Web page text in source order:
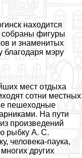
находится
собраны фигуры
и знаменитых
благодаря мэру
мест отдыха
сотни местных
пешеходные
На пути
произведений
рыбку А. С.
человека-паука,
других